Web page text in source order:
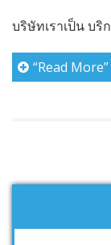
บริษัทเราเป็น บริ
“Read More”